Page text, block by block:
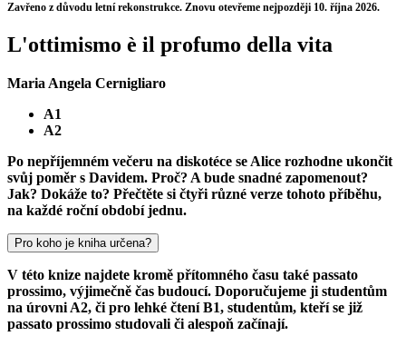
Zavřeno z důvodu letní rekonstrukce. Znovu otevřeme nejpozději 10. října 2026.
L'ottimismo è il profumo della vita
Maria Angela Cernigliaro
A1
A2
Po nepříjemném večeru na diskotéce se Alice rozhodne ukončit
svůj poměr s Davidem. Proč? A bude snadné zapomenout?
Jak? Dokáže to? Přečtěte si čtyři různé verze tohoto příběhu,
na každé roční období jednu.
Pro koho je kniha určena?
V této knize najdete kromě přítomného času také passato
prossimo, výjimečně čas budoucí. Doporučujeme ji studentům
na úrovni A2, či pro lehké čtení B1, studentům, kteří se již
passato prossimo studovali či alespoň začínají.